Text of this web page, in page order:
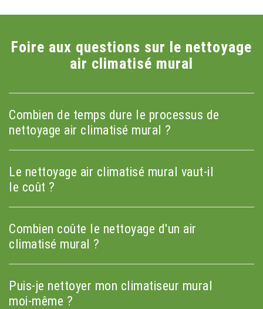
Foire aux questions sur le nettoyage
air climatisé mural
Combien de temps dure le processus de
nettoyage air climatisé mural ?
Le nettoyage air climatisé mural vaut-il
le coût ?
Combien coûte le nettoyage d'un air
climatisé mural ?
Puis-je nettoyer mon climatiseur mural
moi-même ?